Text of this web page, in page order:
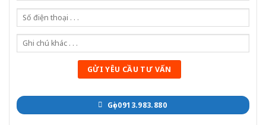
Gọi 0913.983.880